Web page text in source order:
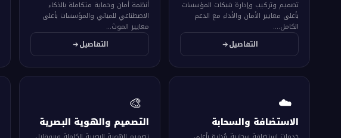
تصميم وتركيب وإدارة شبكات المؤسسات
بأعلى معايير الأمان والأداء مع الدعم
الكامل....
التفاصيل
أنظمة أمان وحماية متكاملة بالذكاء
الاصطناعي للمباني والمؤسسات بأعلى
معايير الموث...
التفاصيل
☁️
الاستضافة والسحابة
🎨
التصميم والهوية البصرية